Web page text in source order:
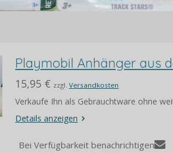
Playmobil Anhänger aus
15,95 € zzgl. Versandkosten
Verkaufe Ihn als Gebrauchtware ohne
Details anzeigen
Bei Verfügbarkeit benachrichtigen